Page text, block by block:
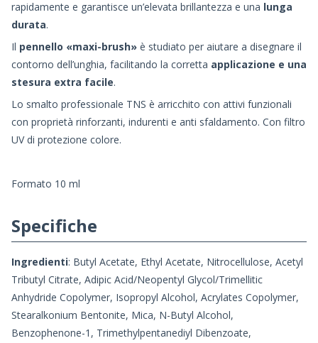
rapidamente e garantisce un’elevata brillantezza e una lunga
durata.
Il pennello «maxi-brush» è studiato per aiutare a disegnare il
contorno dell’unghia, facilitando la corretta applicazione e una
stesura extra facile.
Lo smalto professionale TNS è arricchito con attivi funzionali
con proprietà rinforzanti, indurenti e anti sfaldamento. Con filtro
UV di protezione colore.
Formato 10 ml
Specifiche
Ingredienti: Butyl Acetate, Ethyl Acetate, Nitrocellulose, Acetyl
Tributyl Citrate, Adipic Acid/Neopentyl Glycol/Trimellitic
Anhydride Copolymer, Isopropyl Alcohol, Acrylates Copolymer,
Stearalkonium Bentonite, Mica, N-Butyl Alcohol,
Benzophenone-1, Trimethylpentanediyl Dibenzoate,